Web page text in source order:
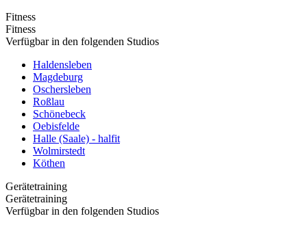
Fitness
Fitness
Verfügbar in den folgenden Studios
Haldensleben
Magdeburg
Oschersleben
Roßlau
Schönebeck
Oebisfelde
Halle (Saale) - halfit
Wolmirstedt
Köthen
Gerätetraining
Gerätetraining
Verfügbar in den folgenden Studios